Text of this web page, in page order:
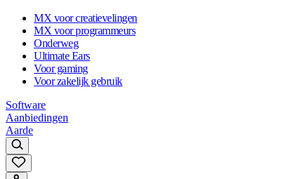
MX voor creatievelingen
MX voor programmeurs
Onderweg
Ultimate Ears
Voor gaming
Voor zakelijk gebruik
Software
Aanbiedingen
Aarde